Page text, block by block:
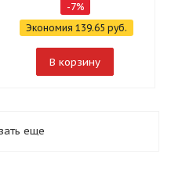
-7%
Экономия 139.65 руб.
В корзину
еще